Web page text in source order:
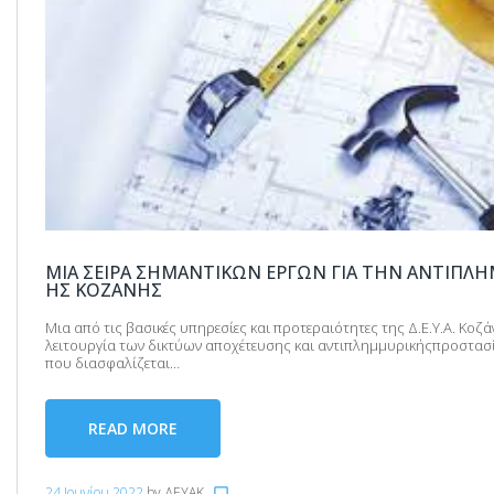
ΜΙΑ ΣΕΙΡΆ ΣΗΜΑΝΤΙΚΏΝ ΈΡΓΩΝ ΓΙΑ ΤΗΝ
ΗΣ ΚΟΖΆΝΗΣ
Μια από τις βασικές υπηρεσίες και προτεραιότητες της Δ.Ε.Υ.Α.
λειτουργία των δικτύων αποχέτευσης και
που διασφαλίζεται…
READ MORE